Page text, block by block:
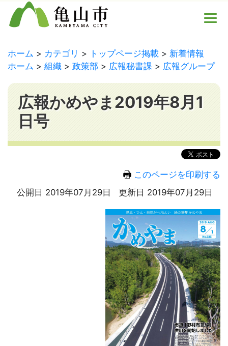
ホーム カテゴリ トップページ掲載
新着情報
ホーム
組織 政策部 広報秘書課 広報グループ
広報かめやま2019年8月1
日号
このページを印刷する
公開日 2019年07月29日
更新日 2019年07月29日